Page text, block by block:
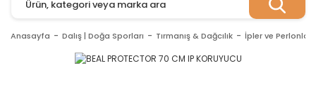
Anasayfa Dalış | Doğa Sporları Tırmanış & Dağcılık İpler ve Perlonlar